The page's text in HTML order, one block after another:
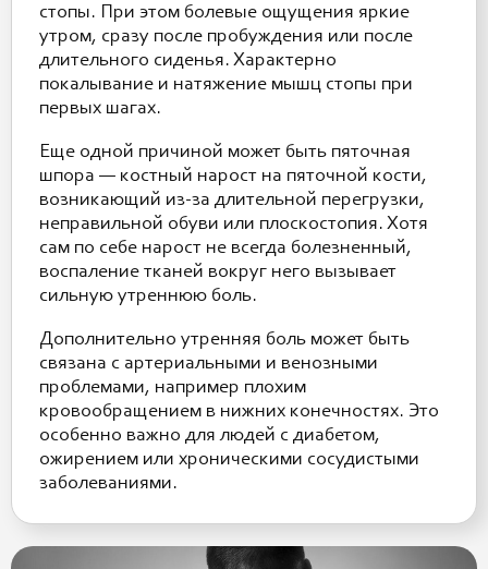
стопы. При этом болевые ощущения яркие
утром, сразу после пробуждения или после
длительного сиденья. Характерно
покалывание и натяжение мышц стопы при
первых шагах.
Еще одной причиной может быть пяточная
шпора — костный нарост на пяточной кости,
возникающий из-за длительной перегрузки,
неправильной обуви или плоскостопия. Хотя
сам по себе нарост не всегда болезненный,
воспаление тканей вокруг него вызывает
сильную утреннюю боль.
Дополнительно утренняя боль может быть
связана с артериальными и венозными
проблемами, например плохим
кровообращением в нижних конечностях. Это
особенно важно для людей с диабетом,
ожирением или хроническими сосудистыми
заболеваниями.